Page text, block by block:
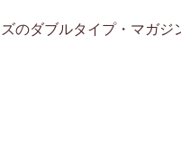
のダブルタイプ・マガジ